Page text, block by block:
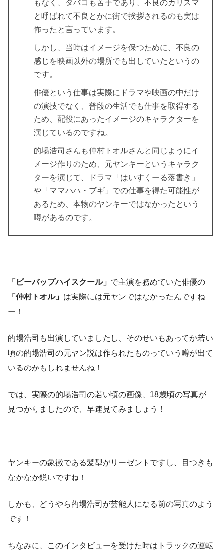
もなく、タバコも苦手であり、不良のカリスマ
と呼ばれて不良とかに街で挨拶されるのも実は
怖ったと言っています。
しかし、当時はイメージを保つために、不良の
感じを映画以外の場所でも出していたというの
です。
俳優という仕事は実際にドラマや映画の中だけ
の演技でなく、普段の生活でも仕事を取得する
ため、配役にあったイメージのキャラクターを
演じているのですね。
的場浩司さんも仲村トオルさんと同じようにイ
メージ作りのため、元ヤンキーというキャラク
ターを演じて、ドラマ「はいすくーる落書き」
や「ママハハ・ブギ」での仕事を得た可能性が
あるため、本物のヤンキーではなかったという
噂があるのです。
「ビーバップハイスクール」 で主演を務めていた俳優の
「仲村トオル」 は実際には元ヤンではなかったんですね
ー！
的場浩司も出演していましたし、そのせいもあってか若い
頃の的場浩司の元ヤン説は作られたものっていう噂が出て
いるのかもしれませんね！
では、実際の的場浩司の若い頃の画像、18歳頃の写真が
見つかりましたので、早速見てみましょう！
ヤンキーの象徴である髪型がリーゼントですし、目つきも
なかなか鋭いですね！
しかも、どうやら的場浩司が芸能人になる前の写真のよう
です！
ちなみに、このインタビューを受けた時はトラックの運転